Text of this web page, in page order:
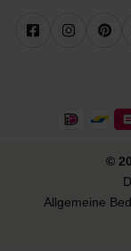
©
Allgemeine